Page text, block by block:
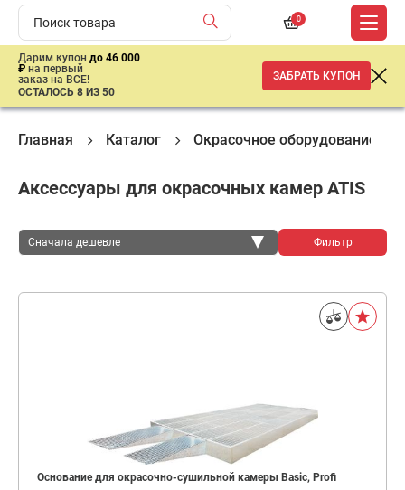
0
Дарим купон до 46 000
₽ на первый
заказ на ВСЕ!
ОСТАЛОСЬ 8 ИЗ 50
ЗАБРАТЬ КУПОН
Главная Каталог Окрасочное оборудование
Аксессуары для окрасочных камер ATIS
Сначала дешевле Фильтр
Основание для окрасочно-сушильной камеры Basic, Profi